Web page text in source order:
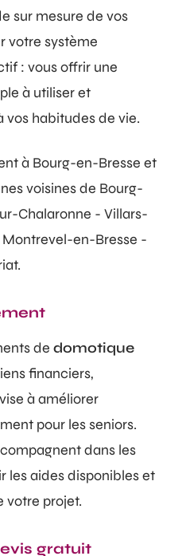
sur mesure de vos
votre système
: vous offrir une
à utiliser et
habitudes de vie.
à Bourg-en-Bresse et
voisines de Bourg-
Chalaronne - Villars-
en-Bresse -
de domotique
financiers,
à améliorer
pour les seniors.
dans les
les aides disponibles et
votre projet.
gratuit